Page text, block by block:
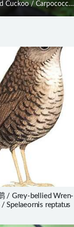
Cuckoo / Carpococcyx
renauldi
/ Grey-bellied Wren-
/ Spelaeornis reptatus